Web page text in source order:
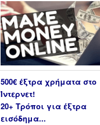
500€ έξτρα χρήματα στο
Ίντερνετ!
20+ Τρόποι για έξτρα
εισόδημα...